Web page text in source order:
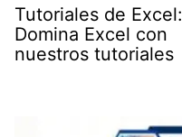
Tutoriales de Excel:
Domina Excel con
nuestros tutoriales